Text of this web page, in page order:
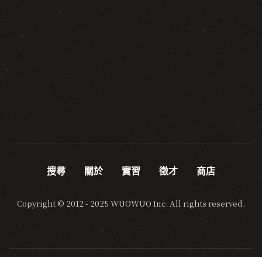
搜尋 關於 實習 徵才 商店
Copyright © 2012 - 2025 WUOWUO Inc. All rights reserved.